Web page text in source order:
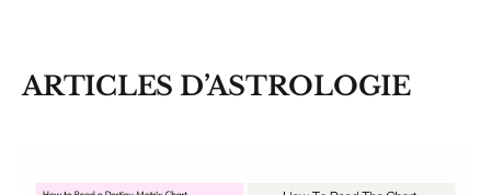
ARTICLES D’ASTROLOGIE